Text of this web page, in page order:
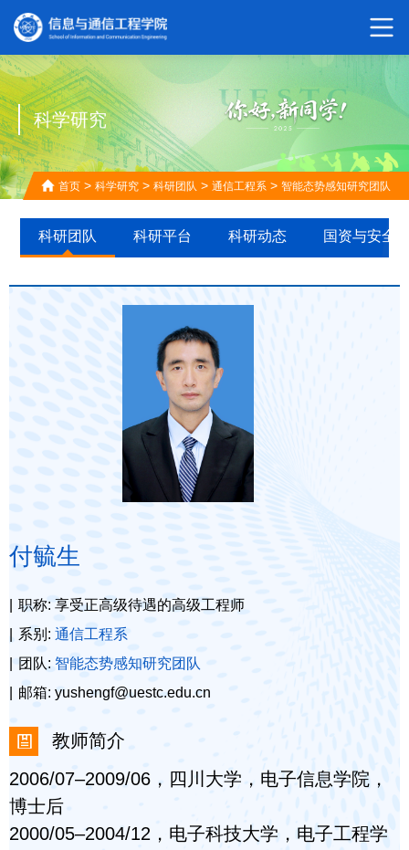
科学研究
首页 > 科学研究 > 科研团队 > 通信工程系 > 智能态势感知研究团队
科研团队 科研平台 科研动态 国资与安全
付毓生
职称: 享受正高级待遇的高级工程师
系别: 通信工程系
团队: 智能态势感知研究团队
邮箱: yushengf@uestc.edu.cn
教师简介
2006/07–2009/06，四川大学，电子信息学院，
博士后
2000/05–2004/12，电子科技大学，电子工程学